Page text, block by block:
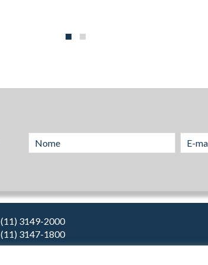
(11) 3149-2000
(11) 3147-1800